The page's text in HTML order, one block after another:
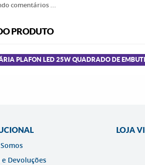
comentários ...
PRODUTO
PLAFON LED 25W QUADRADO DE
e Devoluções
LOJA